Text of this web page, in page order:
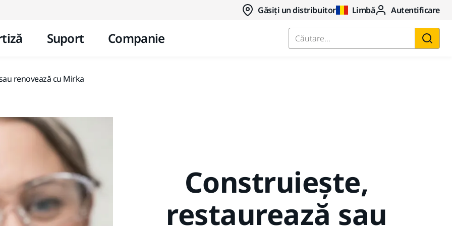
Găsiți un distribuitor Limbă Autentificare
Suport Companie Căutare...
renovează cu Mirka
Construiește,
restaurează sau